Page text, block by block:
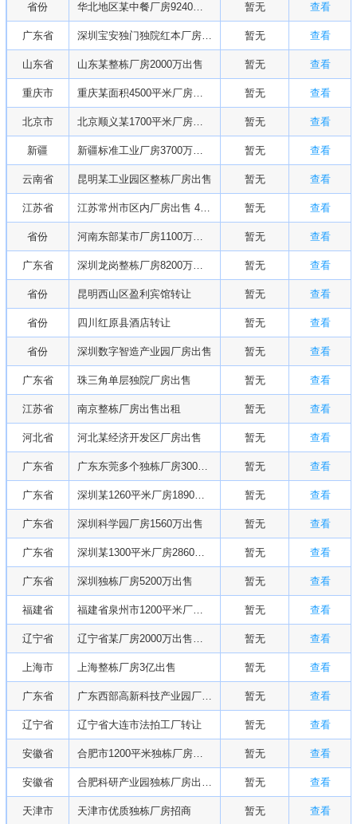
省份 华北地区某中餐厂房9240万出售 暂无 查看
广东省 深圳宝安独门独院红本厂房4200万出售 暂无 查看
山东省 山东某整栋厂房2000万出售 暂无 查看
重庆市 重庆某面积4500平米厂房出售 暂无 查看
北京市 北京顺义某1700平米厂房出售 暂无 查看
新疆 新疆标准工业厂房3700万出售 暂无 查看
云南省 昆明某工业园区整栋厂房出售 暂无 查看
江苏省 江苏常州市区内厂房出售 4000-6万平可分割出租出售 暂无 查看
省份 河南东部某市厂房1100万出售 暂无 查看
广东省 深圳龙岗整栋厂房8200万出售 暂无 查看
省份 昆明西山区盈利宾馆转让 暂无 查看
省份 四川红原县酒店转让 暂无 查看
省份 深圳数字智造产业园厂房出售 暂无 查看
广东省 珠三角单层独院厂房出售 暂无 查看
江苏省 南京整栋厂房出售出租 暂无 查看
河北省 河北某经济开发区厂房出售 暂无 查看
广东省 广东东莞多个独栋厂房3000万出售 暂无 查看
广东省 深圳某1260平米厂房1890万转让 暂无 查看
广东省 深圳科学园厂房1560万出售 暂无 查看
广东省 深圳某1300平米厂房2860万出售 暂无 查看
广东省 深圳独栋厂房5200万出售 暂无 查看
福建省 福建省泉州市1200平米厂房300万出售 暂无 查看
辽宁省 辽宁省某厂房2000万出售出租 暂无 查看
上海市 上海整栋厂房3亿出售 暂无 查看
广东省 广东西部高新科技产业园厂房出售 暂无 查看
辽宁省 辽宁省大连市法拍工厂转让 暂无 查看
安徽省 合肥市1200平米独栋厂房出售 暂无 查看
安徽省 合肥科研产业园独栋厂房出租出售 暂无 查看
天津市 天津市优质独栋厂房招商 暂无 查看